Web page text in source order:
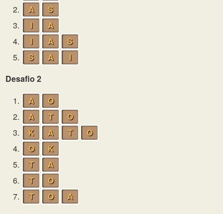
2.
A
S
3.
I
A
4.
I A
S
5.
S A
I
Desafio 2
1.
A
O
2.
A T
O
3.
K A T
O
4.
O
K
5.
T
A
6.
T
O
7.
T O
A